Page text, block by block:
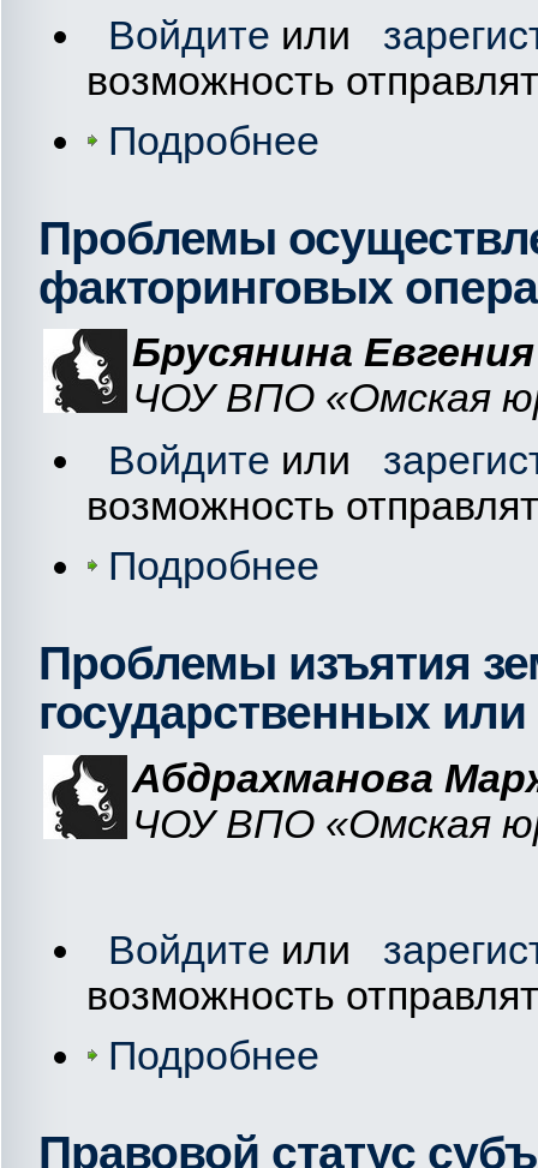
Войдите или
возможность
Подробнее
Проблемы
факторинговых
Брусянина
ЧОУ ВПО «Омская
Войдите или
возможность
Подробнее
Проблемы изъятия
государственных
Абдрахманова
ЧОУ ВПО «Омская
Войдите или
возможность
Подробнее
Правовой статус